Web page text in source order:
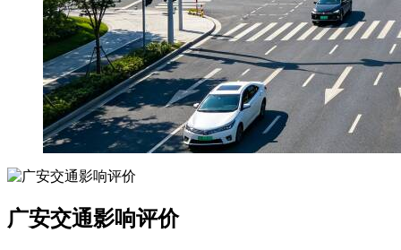
广安交通影响评价